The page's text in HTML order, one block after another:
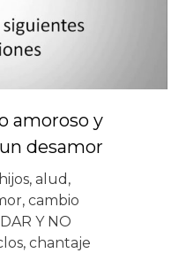
amoroso y
desamor
, alud ,
, cambio
Y NO
, chantaje